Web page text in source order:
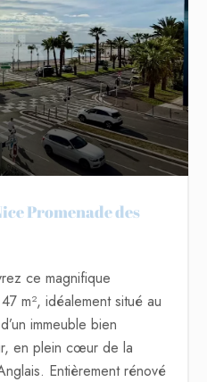
Promenade des
ce magnifique
m², idéalement situé au
immeuble bien
en plein cœur de la
Entièrement rénové